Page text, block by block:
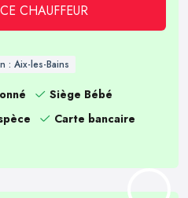
CHAUFFEUR
: Aix-les-Bains
Siège Bébé
Carte bancaire